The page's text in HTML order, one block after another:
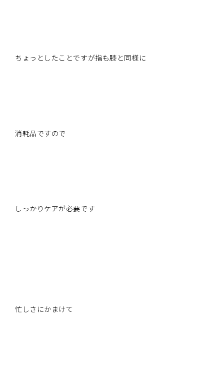
ちょっとしたことですが指も膝と同様に
消耗品ですので
しっかりケアが必要です
忙しさにかまけて